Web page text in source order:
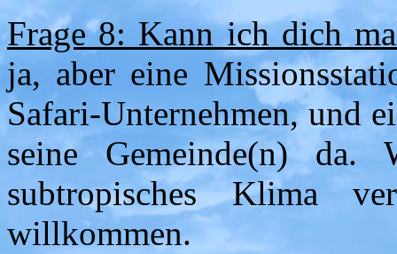
Frage 8: Kann ich dich
ja, aber eine
Safari-Unternehmen, und
seine Gemeinde(n) da.
subtropisches Klima
willkommen.